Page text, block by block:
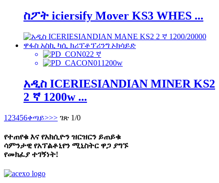
ስፖት iciersify Mover KS3 WHES ...
2 ኛ
1200w
አዲስ ICERIESIANDIAN MINER KS2
2 ኛ 1200w ...
1 23456ቀጣይ>>> ገጽ 1/0
የተጠየቁ እና የአክሲዮን ዝርዝርን ይጠይቁ
ሳምንታዊ የአፕልቶኒየን ሚኒስትር ዋጋ ያግኙ
የመክፈያ ተገኝነት!